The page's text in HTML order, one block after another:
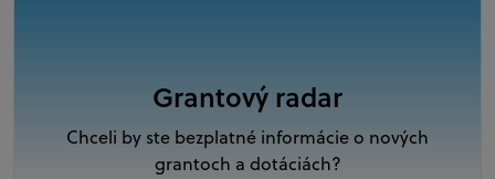
Grantový radar
Chceli by ste bezplatné informácie o nových
grantoch a dotáciách?